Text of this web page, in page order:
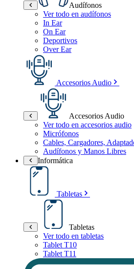
Audífonos
Ver todo en audífonos
In Ear
On Ear
Deportivos
Over Ear
Accesorios Audio
Accesorios Audio
Ver todo en accesorios audio
Micrófonos
Cables, Cargadores,
Audífonos y Manos Libres
Informática
Tabletas
Tabletas
Ver todo en tabletas
Tablet T10
Tablet T11